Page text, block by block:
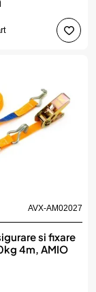
AVX-AM02027
si fixare
4m, AMIO